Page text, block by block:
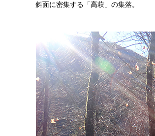
斜面に密集する「高萩」の集落。